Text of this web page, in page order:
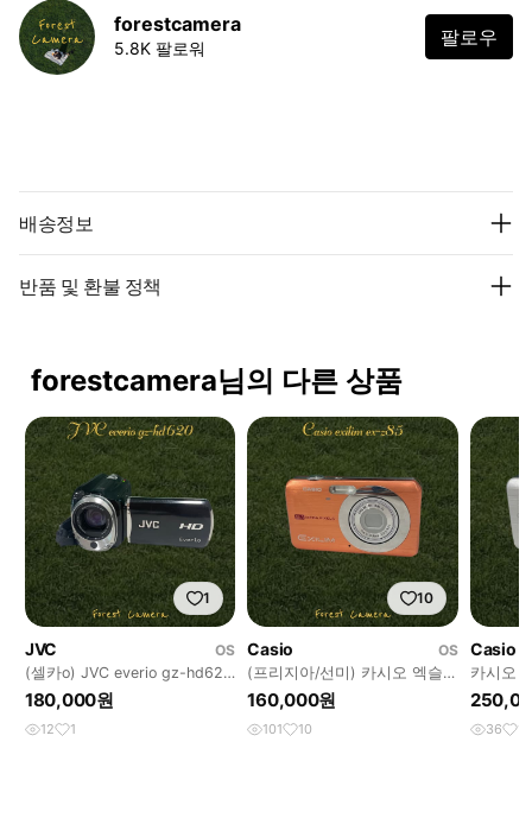
forestcamera
5.8K 팔로워 팔로우
배송정보
반품 및 환불 정책
forestcamera님의 다른 상품
1
JVC
OS
(셀카o) JVC everio gz-hd620
캠코더 빈티지캠코더
180,000원
12 1
10
Casio
OS
(프리지아/선미) 카시오 엑슬
림 ex-z85 디지털카메라 빈티
지디카
160,000원
101 10
Casio
카시오
디지털
36 1